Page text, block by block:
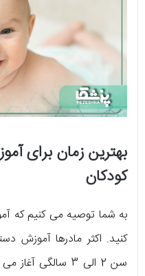
بهترین زمان برای
کودکان
کنید. اکثر مادرها آموزش
سن 2 الی 3 سالگی